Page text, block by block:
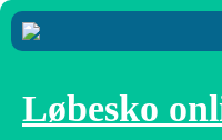
Løbesko